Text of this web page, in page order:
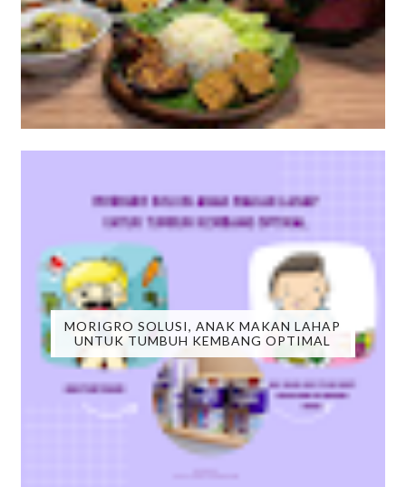
MORIGRO SOLUSI, ANAK MAKAN LAHAP
UNTUK TUMBUH KEMBANG OPTIMAL